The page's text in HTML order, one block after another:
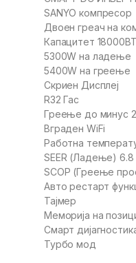
SANYO компресор
Двоен греач на
Капацитет
5300W на ладење
5400W на греење
Скриен Дисплеј
R32 Гас
Греење до минус
Вграден WiFi
Работна
SEER (Ладење) 6.8
SCOP (Греење
Авто рестарт
Тајмер
Меморија на
Смарт
Турбо мод